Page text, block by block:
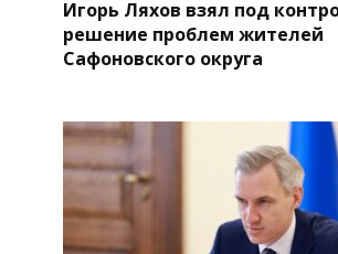
Игорь Ляхов взял под
решение проблем жителей
Сафоновского округа